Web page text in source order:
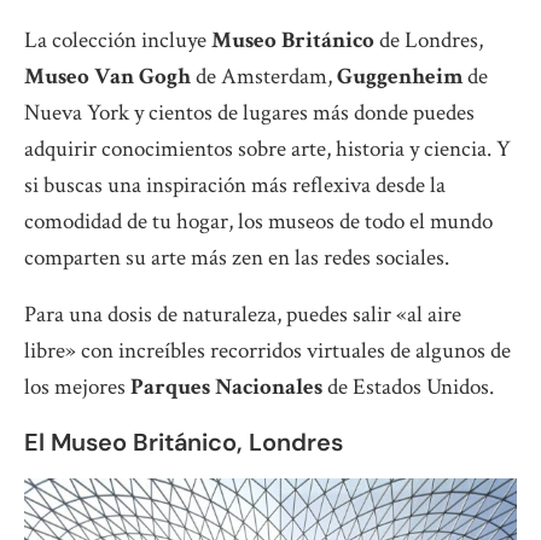
La colección incluyeMuseo Británicode Londres,
Museo Van Goghde Amsterdam,Guggenheimde
Nueva York y cientos de lugares más donde puedes
adquirir conocimientos sobre arte, historia y ciencia. Y
si buscas una inspiración más reflexiva desde la
comodidad de tu hogar, los museos de todo el mundo
comparten su arte más zen en las redes sociales.
Para una dosis de naturaleza, puedes salir «al aire
libre» con increíbles recorridos virtuales de algunos de
los mejores Parques Nacionalesde Estados Unidos.
El Museo Británico, Londres